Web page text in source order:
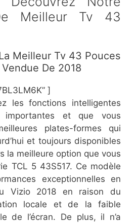
Meilleur Tv 43
Meilleur Tv 43 Pouces
Vendue De 2018
]
les fonctions intelligentes
importantes et que vous
plates-formes qui
et toujours disponibles
la meilleure option que vous
TCL 5 43S517. Ce modèle
exceptionnelles en
Vizio 2018 en raison du
locale et de la faible
de l’écran. De plus, il n’a